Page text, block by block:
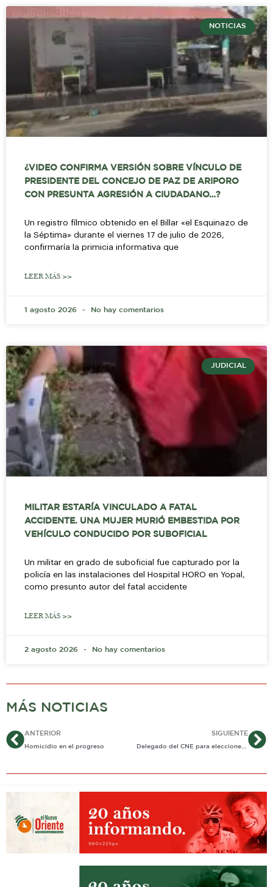
NOTICIAS
¿VIDEO CONFIRMA VERSIÓN SOBRE VÍNCULO DE
PRESIDENTE DEL CONCEJO DE PAZ DE ARIPORO
CON PRESUNTA AGRESIÓN A CIUDADANO…?
Un registro fílmico obtenido en el Billar «el Esquinazo de
la Séptima» durante el viernes 17 de julio de 2026,
confirmaría la primicia informativa que
LEER MÁS >>
1 agosto 2026 No hay comentarios
JUDICIAL
MILITAR ESTARÍA VINCULADO A FATAL
ACCIDENTE. UNA MUJER MURIÓ EMBESTIDA POR
VEHÍCULO CONDUCIDO POR SUBOFICIAL
Un militar en grado de suboficial fue capturado por la
policía en las instalaciones del Hospital HORO en Yopal,
como presunto autor del fatal accidente
LEER MÁS >>
2 agosto 2026 No hay comentarios
MÁS NOTICIAS
AntANTERIOR
Homicidio en el progreso
SIGUIENTE
Delegado del CNE para elecciones en Casanare está inhabilitado por la Procuraduría.